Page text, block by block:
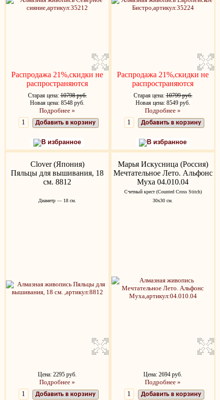
Распродажа 21%,скидки не
распространяются
Старая цена:10798 руб.
Новая цена: 8548 руб.
Подробнее »
Добавить в корзину
В избранное
Распродажа 21%,скидки не
распространяются
Старая цена:10799 руб.
Новая цена: 8549 руб.
Подробнее »
Добавить в корзину
В избранное
Clover (Япония)
Пяльцы для вышивания, 18
см. 8812
Диаметр — 18 см.
Цена: 2295 руб.
Подробнее »
Добавить в корзину
Марья Искусница (Россия)
Мечтательное Лето. Альфонс
Муха 04.010.04
Счетный крест (Counted Cross Stitch)
30x30 см.
Цена: 2694 руб.
Подробнее »
Добавить в корзину